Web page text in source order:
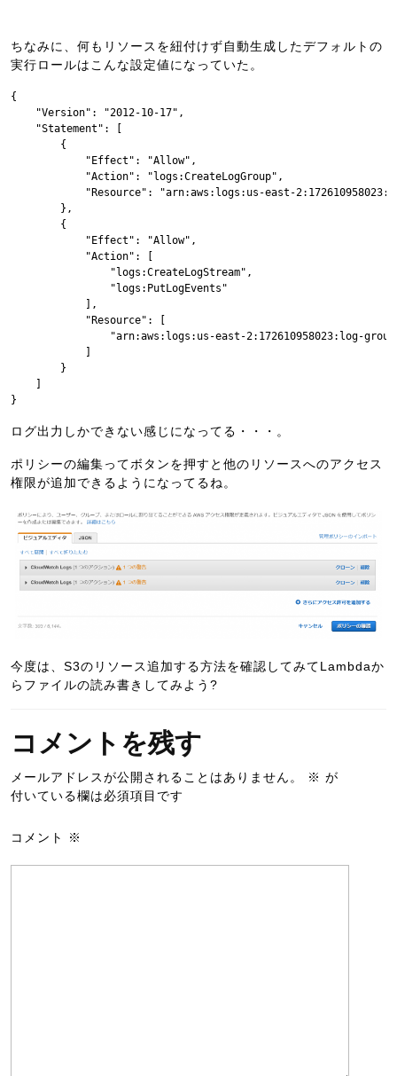
ちなみに、何もリソースを紐付けず自動生成したデフォルトの
実行ロールはこんな設定値になっていた。
{
    "Version": "2012-10-17",
    "Statement": [
        {
            "Effect": "Allow",
            "Action": "logs:CreateLogGroup",
"Resource": "arn:aws:logs:us-east-
        },
        {
            "Effect": "Allow",
            "Action": [
                "logs:CreateLogStream",
                "logs:PutLogEvents"
            ],
            "Resource": [
"arn:aws:logs:us-east-2:172610958023:log-
        }
}
ログ出力しかできない感じになってる・・・。
ポリシーの編集ってボタンを押すと他のリソースへのアクセス
権限が追加できるようになってるね。
今度は、S3のリソース追加する方法を確認してみてLambdaか
らファイルの読み書きしてみよう?
コメントを残す
メールアドレスが公開されることはありません。 ※ が
付いている欄は必須項目です
コメント ※